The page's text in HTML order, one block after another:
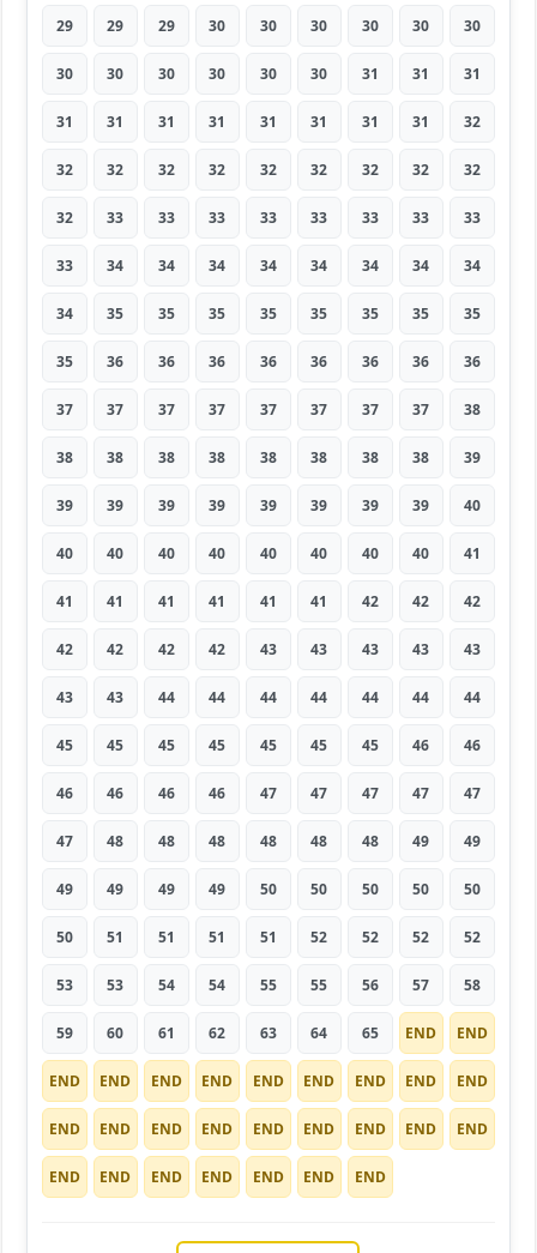
29 29 29 30 30 30 30 30 30
30 30 30 30 30 30 31 31 31
31 31 31 31 31 31 31 31 32
32 32 32 32 32 32 32 32 32
32 33 33 33 33 33 33 33 33
33 34 34 34 34 34 34 34 34
34 35 35 35 35 35 35 35 35
35 36 36 36 36 36 36 36 36
37 37 37 37 37 37 37 37 38
38 38 38 38 38 38 38 38 39
39 39 39 39 39 39 39 39 40
40 40 40 40 40 40 40 40 41
41 41 41 41 41 41 42 42 42
42 42 42 42 43 43 43 43 43
43 43 44 44 44 44 44 44 44
45 45 45 45 45 45 45 46 46
46 46 46 46 47 47 47 47 47
47 48 48 48 48 48 48 49 49
49 49 49 49 50 50 50 50 50
50 51 51 51 51 52 52 52 52
53 53 54 54 55 55 56 57 58
59 60 61 62 63 64 65 END END
END END END END END END END END END
END END END END END END END END END
END END END END END END END